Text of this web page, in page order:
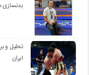
بدنسازی
تحلیل و
ایران